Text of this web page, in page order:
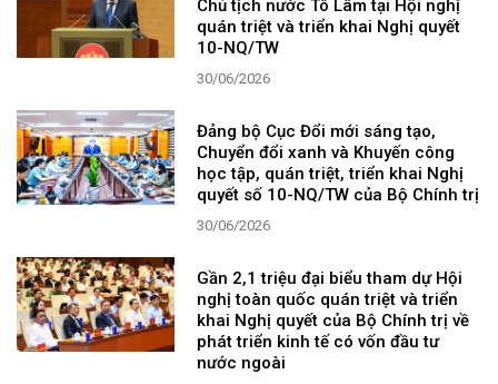
Chủ tịch nước Tô Lâm tại Hội nghị
quán triệt và triển khai Nghị quyết
10-NQ/TW
30/06/2026
Đảng bộ Cục Đổi mới sáng tạo,
Chuyển đổi xanh và Khuyến công
học tập, quán triệt, triển khai Nghị
quyết số 10-NQ/TW của Bộ Chính trị
30/06/2026
Gần 2,1 triệu đại biểu tham dự Hội
nghị toàn quốc quán triệt và triển
khai Nghị quyết của Bộ Chính trị về
phát triển kinh tế có vốn đầu tư
nước ngoài